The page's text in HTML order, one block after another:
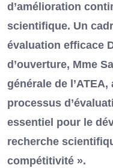
d’amélioration
scientifique. Un
évaluation efficace
d’ouverture, Mme
générale de
processus
essentiel pour le
recherche
compétitivité ».